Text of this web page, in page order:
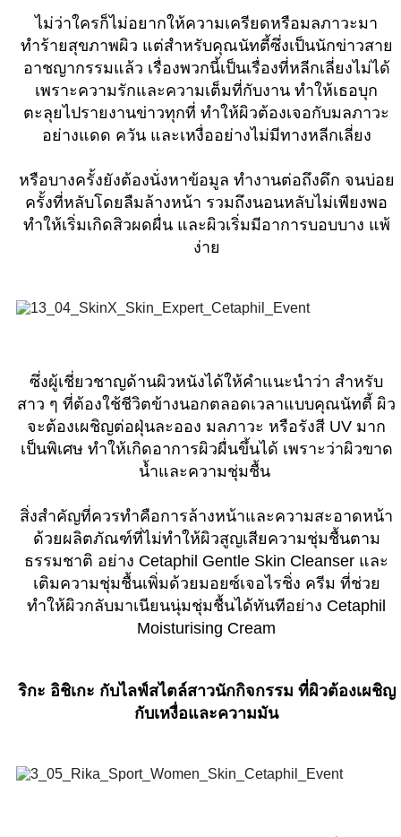
ไม่ว่าใครก็ไม่อยากให้ความเครียดหรือมลภาวะมา
ทำร้ายสุขภาพผิว แต่สำหรับคุณนัทตี้ซึ่งเป็นนักข่าวสาย
อาชญากรรมแล้ว เรื่องพวกนี้เป็นเรื่องที่หลีกเลี่ยงไม่ได้
เพราะความรักและความเต็มที่กับงาน ทำให้เธอบุก
ตะลุยไปรายงานข่าวทุกที่ ทำให้ผิวต้องเจอกับมลภาวะ
อย่างแดด ควัน และเหงื่ออย่างไม่มีทางหลีกเลี่ยง
หรือบางครั้งยังต้องนั่งหาข้อมูล ทำงานต่อถึงดึก จนบ่อย
ครั้งที่หลับโดยลืมล้างหน้า รวมถึงนอนหลับไม่เพียงพอ
ทำให้เริ่มเกิดสิวผดผื่น และผิวเริ่มมีอาการบอบบาง แพ้
ง่าย
ซึ่งผู้เชี่ยวชาญด้านผิวหนังได้ให้คำแนะนำว่า สำหรับ
สาว ๆ ที่ต้องใช้ชีวิตข้างนอกตลอดเวลาแบบคุณนัทตี้ ผิว
จะต้องเผชิญต่อฝุ่นละออง มลภาวะ หรือรังสี UV มาก
เป็นพิเศษ ทำให้เกิดอาการผิวผื่นขึ้นได้ เพราะว่าผิวขาด
น้ำและความชุ่มชื้น
สิ่งสำคัญที่ควรทำคือการล้างหน้าและความสะอาดหน้า
ด้วยผลิตภัณฑ์ที่ไม่ทำให้ผิวสูญเสียความชุ่มชื้นตาม
ธรรมชาติ อย่าง Cetaphil Gentle Skin Cleanser และ
เติมความชุ่มชื้นเพิ่มด้วยมอยซ์เจอไรชิ่ง ครีม ที่ช่วย
ทำให้ผิวกลับมาเนียนนุ่มชุ่มชื้นได้ทันทีอย่าง Cetaphil
Moisturising Cream
ริกะ อิชิเกะ กับไลฟ์สไตล์สาวนักกิจกรรม ที่ผิวต้องเผชิญ
กับเหงื่อและความมัน